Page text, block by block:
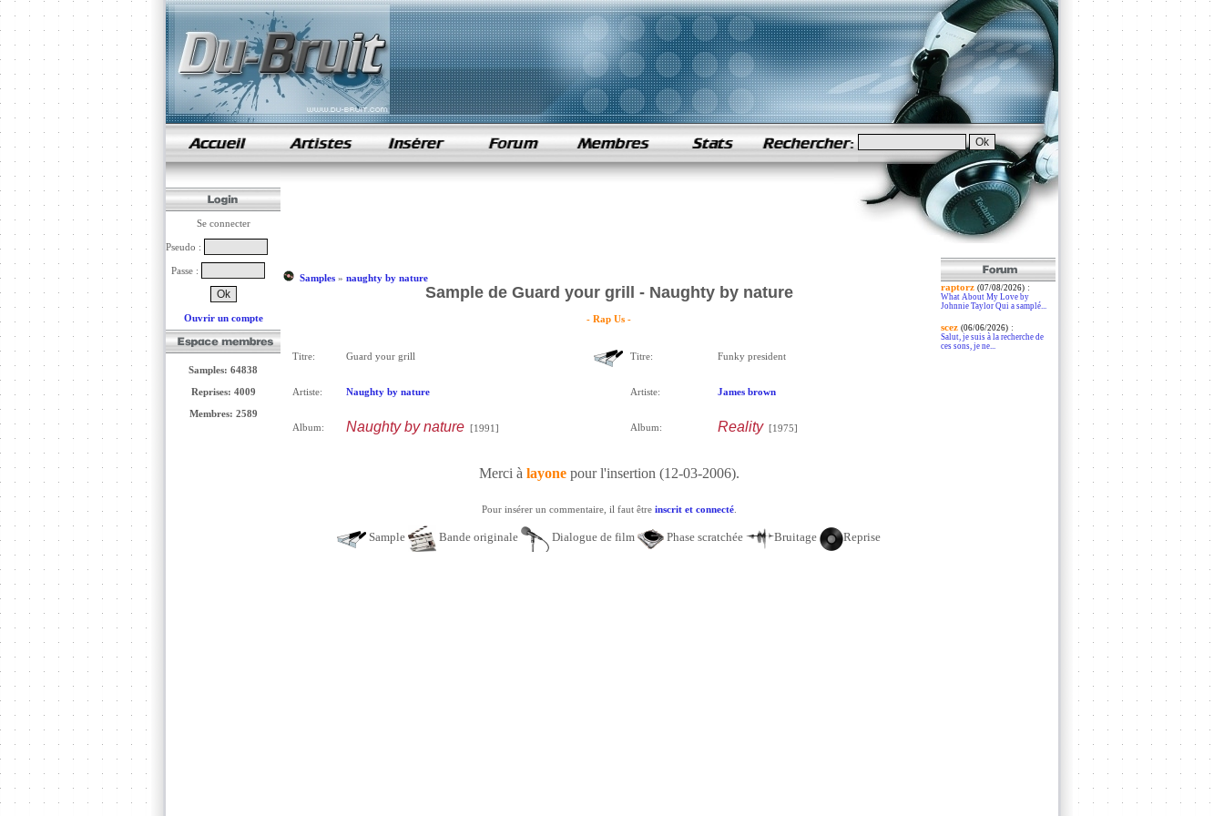
samples de rap
Se connecter
Pseudo :
Passe :
Ouvrir un compte
Samples: 64838
Reprises: 4009
Membres: 2589
Samples» naughty by nature
Sample de Guard your grill - Naughty by nature
- Rap Us -
Titre: Guard your grill
Artiste: Naughty by nature
Album: Naughty by nature[1991]
Titre: Funky president
Artiste: James brown
Album: Reality[1975]
Merci à layonepour l'insertion (12-03-2006).
Pour insérer un commentaire, il faut être inscrit et connecté.
Sample Bande originale Dialogue de film Phase scratchée Bruitage Reprise
raptorz (07/08/2026):
What About My Love by
Johnnie Taylor Qui a samplé...
scez (06/06/2026):
Salut, je suis à la recherche de
ces sons, je ne...